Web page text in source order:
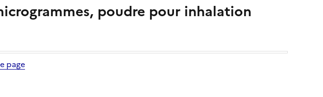
poudre pour inhalation
page